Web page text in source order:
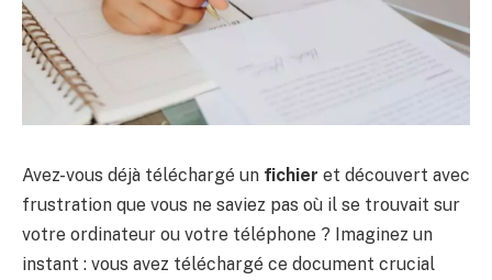
Avez-vous déjà téléchargé un fichier et découvert avec
frustration que vous ne saviez pas où il se trouvait sur
votre ordinateur ou votre téléphone ? Imaginez un
instant : vous avez téléchargé ce document crucial